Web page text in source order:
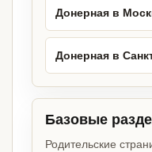
Донерная в
Донерная в
Базовые
Родительские